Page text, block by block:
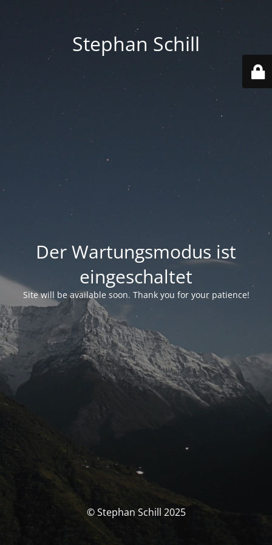
Stephan Schill
Der Wartungsmodus ist
eingeschaltet
Site will be available soon. Thank you for your patience!
© Stephan Schill 2025